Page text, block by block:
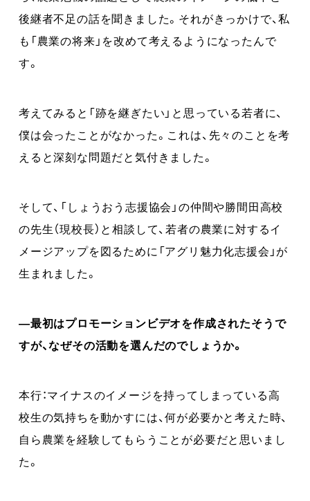
後継者不足の話を聞きました。それがきっかけで、私
も「農業の将来」を改めて考えるようになったんで
す。
考えてみると「跡を継ぎたい」と思っている若者に、
僕は会ったことがなかった。これは、先々のことを考
えると深刻な問題だと気付きました。
そして、「しょうおう志援協会」の仲間や勝間田高校
の先生（現校長）と相談して、若者の農業に対するイ
メージアップを図るために「アグリ魅力化志援会」が
生まれました。
―最初はプロモーションビデオを作成されたそうで
すが、なぜその活動を選んだのでしょうか。
本行：マイナスのイメージを持ってしまっている高
校生の気持ちを動かすには、何が必要かと考えた時、
自ら農業を経験してもらうことが必要だと思いまし
た。